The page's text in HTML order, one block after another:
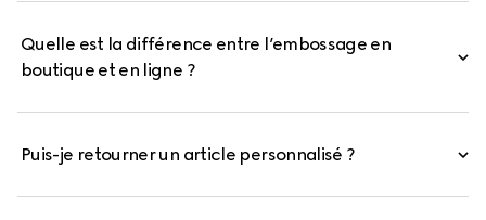
Quelle est la différence entre l’embossage en
boutique et en ligne ?
Puis-je retourner un article personnalisé ?